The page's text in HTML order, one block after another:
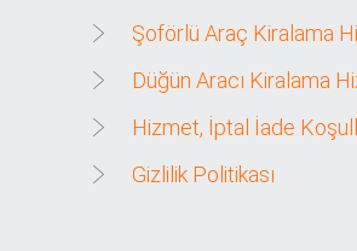
Şoförlü Araç Kiralama
Düğün Aracı Kiralama
Hizmet, İptal İade
Gizlilik Politikası